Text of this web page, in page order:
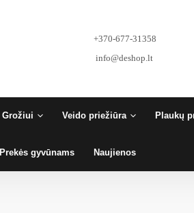
+370-677-31358
info@deshop.lt
Grožiui Veido priežiūra Plaukų
Prekės gyvūnams Naujienos